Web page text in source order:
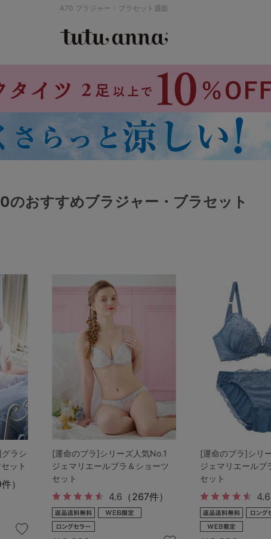
A70 ブラジャー・ブラセット通販
ジャマ
ストッキング
価格帯から探す
～999円
2,000～2,999円
ランキング
高評価レビューアイテム
WEB限定アイテム
のおすすめブラジャー・ブラセット
ラシ
ット
）
[運命のブラ]シリーズ人気No.1
ジェマリエールブラ＆ショーツ
セット
4.6 （267件）
[運命のブラ]シリ
ジェマリエールブ
セット
4.6